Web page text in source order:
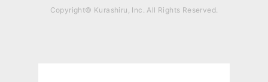
Copyright© Kurashiru, Inc. All Rights Reserved.